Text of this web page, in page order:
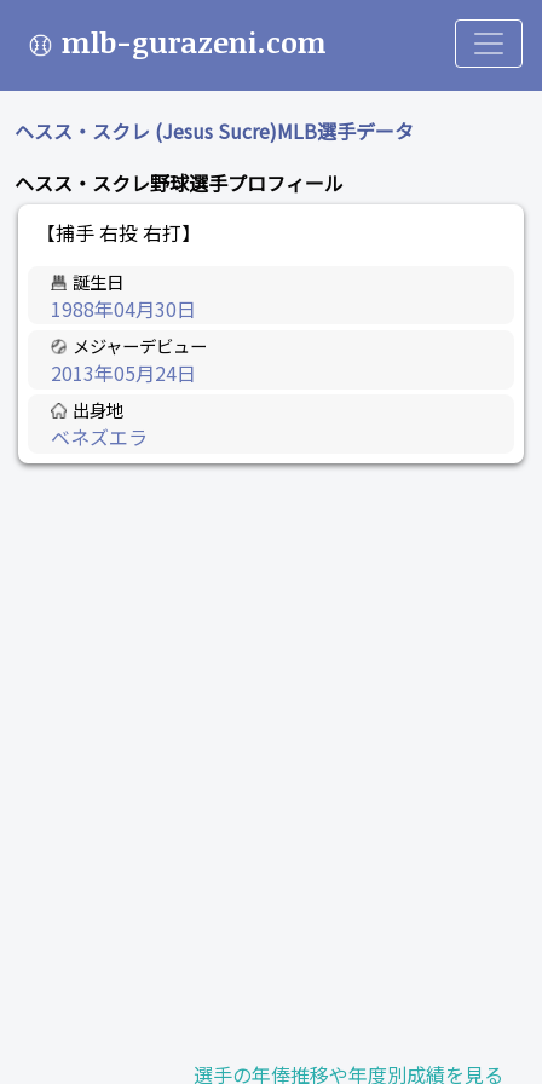
mlb-gurazeni.com
ヘスス・スクレ (Jesus Sucre)MLB選手データ
ヘスス・スクレ野球選手プロフィール
【捕手 右投 右打】
誕生日
1988年04月30日
メジャーデビュー
2013年05月24日
出身地
ベネズエラ
選手の年俸推移や年度別成績を見る